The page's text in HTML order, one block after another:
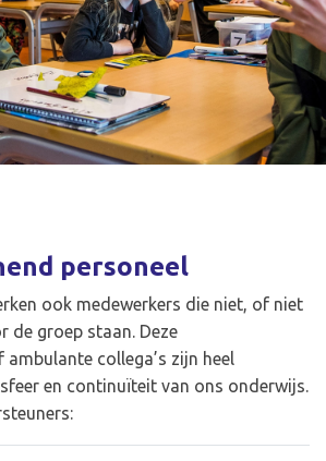
personeel
ook medewerkers die niet, of niet
de groep staan. Deze
collega’s zijn heel
en continuïteit van ons onderwijs.